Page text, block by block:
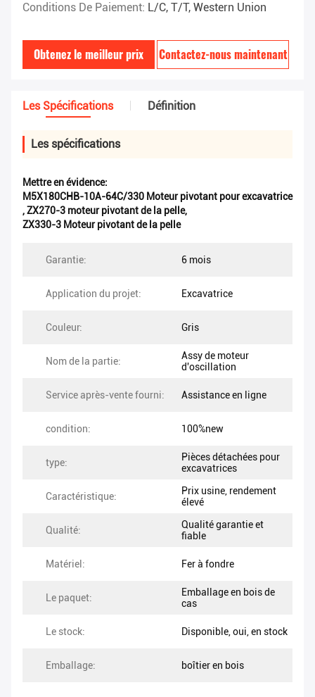
Conditions De Paiement: L/C, T/T, Western Union
Obtenez le meilleur prix Contactez-nous maintenant
Les Spécifications Définition
Les spécifications
Mettre en évidence:
M5X180CHB-10A-64C/330 Moteur pivotant pour excavatrice
,ZX270-3 moteur pivotant de la pelle,
ZX330-3 Moteur pivotant de la pelle
Garantie: 6 mois
Application du projet: Excavatrice
Couleur: Gris
Nom de la partie:
Assy de moteur
d'oscillation
Service après-vente fourni: Assistance en ligne
condition: 100%new
type:
Pièces détachées pour
excavatrices
Caractéristique:
Prix usine, rendement
élevé
Qualité:
Qualité garantie et
fiable
Matériel: Fer à fondre
Le paquet:
Emballage en bois de
cas
Le stock: Disponible, oui, en stock
Emballage: boîtier en bois